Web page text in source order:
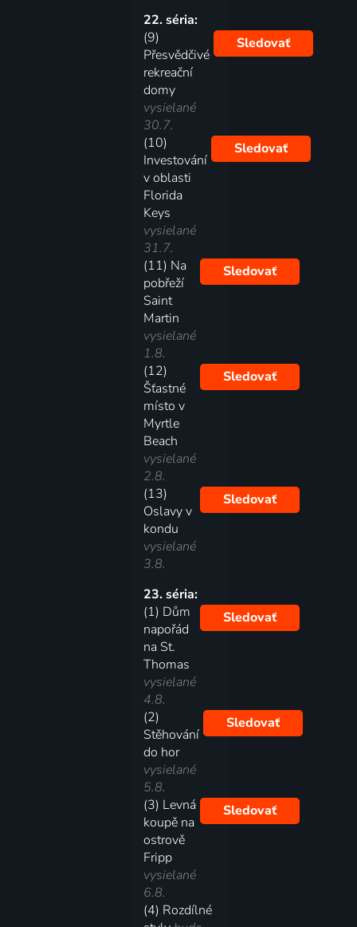
22. séria:
(9)
Přesvědčivé
rekreační
domy
vysielané
30.7.
Sledovať
(10)
Investování
v oblasti
Florida
Keys
vysielané
31.7.
Sledovať
(11) Na
pobřeží
Saint
Martin
vysielané
1.8.
Sledovať
(12)
Šťastné
místo v
Myrtle
Beach
vysielané
2.8.
Sledovať
(13)
Oslavy v
kondu
vysielané
3.8.
Sledovať
23. séria:
(1) Dům
napořád
na St.
Thomas
vysielané
4.8.
Sledovať
(2)
Stěhování
do hor
vysielané
5.8.
Sledovať
(3) Levná
koupě na
ostrově
Fripp
vysielané
6.8.
Sledovať
(4) Rozdílné